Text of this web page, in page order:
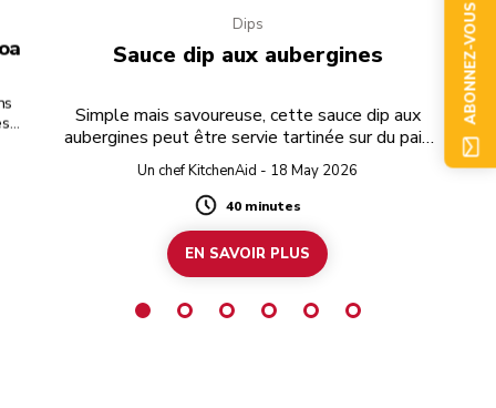
Dips
Sauce dip aux aubergines
Simple mais savoureuse, cette sauce dip aux
aubergines peut être servie tartinée sur du pain
grillé ou pour y tremper des biscuits lors d’une
fête.
Un chef KitchenAid - 18 May 2026
Duration
40 minutes
EN SAVOIR PLUS
ABONNEZ-VOUS